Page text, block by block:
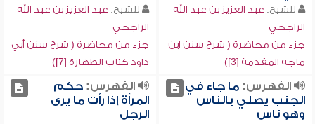
للشيخ: عبد العزيز بن عبد الله
الراجحي
جزء من محاضرة ( شرح سنن ابن
ماجه المقدمة [3])
للشيخ: عبد العزيز بن عبد الله
الراجحي
جزء من محاضرة ( شرح سنن أبي
داود كتاب الطهارة [7])
الفهرس:ما جاء في
الجنب يصلي بالناس
وهو ناس
الفهرس:حكم
المرأة إذا رأت ما يرى
الرجل